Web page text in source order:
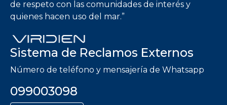
de respeto con las comunidades de interés y
quienes hacen uso del mar.”
Sistema de Reclamos Externos
Número de teléfono y mensajería de Whatsapp
099003098